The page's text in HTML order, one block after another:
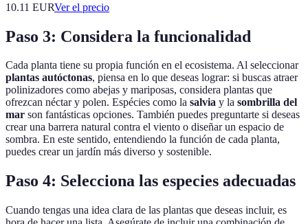
10.11 EURVer el precio
Paso 3: Considera la funcionalidad
Cada planta tiene su propia función en el ecosistema. Al seleccionar
plantas autóctonas, piensa en lo que deseas lograr: si buscas atraer
polinizadores como abejas y mariposas, considera plantas que
ofrezcan néctar y polen. Espécies como la salvia y la sombrilla del
mar son fantásticas opciones. También puedes preguntarte si deseas
crear una barrera natural contra el viento o diseñar un espacio de
sombra. En este sentido, entendiendo la función de cada planta,
puedes crear un jardín más diverso y sostenible.
Paso 4: Selecciona las especies adecuadas
Cuando tengas una idea clara de las plantas que deseas incluir, es